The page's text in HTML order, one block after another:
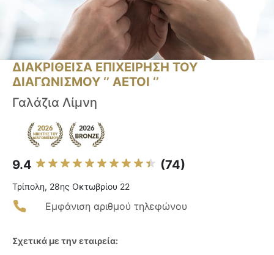
ΔΙΑΚΡΙΘΕΙΣΑ ΕΠΙΧΕΙΡΗΣΗ ΤΟΥ
ΔΙΑΓΩΝΙΣΜΟΥ ‘’ ΑΕΤΟΙ ‘’
Γαλάζια Λίμνη
9.4 (74)
Τρίπολη, 28ης Οκτωβρίου 22
Εμφάνιση αριθμού τηλεφώνου
Σχετικά με την εταιρεία: